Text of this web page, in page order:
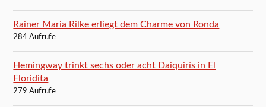
Rainer Maria Rilke erliegt dem Charme von Ronda
284 Aufrufe
Hemingway trinkt sechs oder acht Daiquirís in El
Floridita
279 Aufrufe